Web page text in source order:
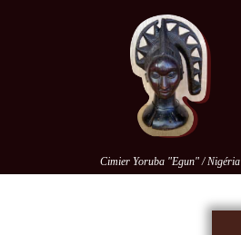
Cimier Yoruba "Egun" / Nigéria